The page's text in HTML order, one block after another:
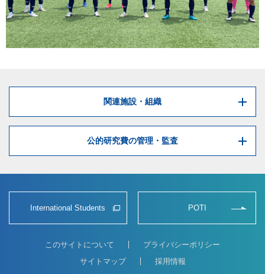
関連施設・組織
公的研究費の管理・監査
International Students POTI
このサイトについて
プライバシーポリシー
サイトマップ
採用情報